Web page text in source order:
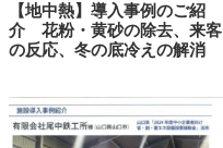
【地中熱】導入事例のご紹
介 花粉・黄砂の除去、来客
の反応、冬の底冷えの解消